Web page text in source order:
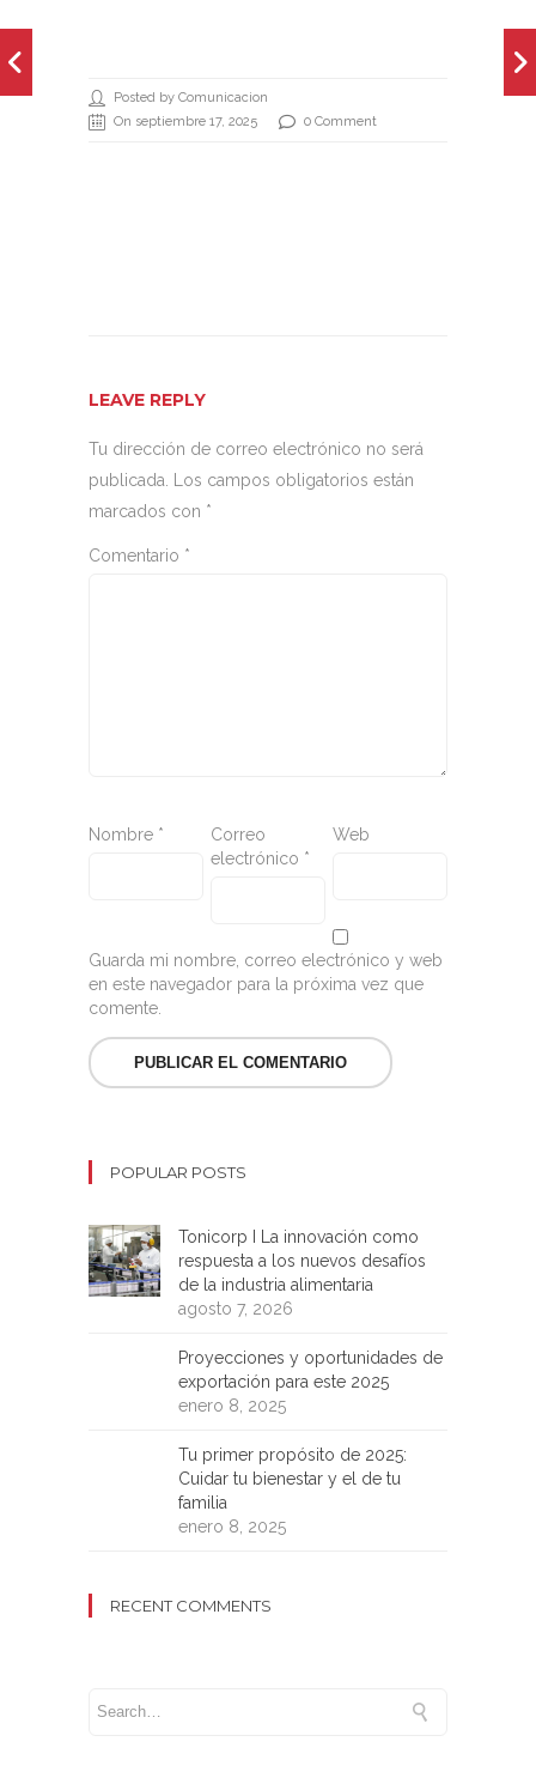
Posted by Comunicacion
On septiembre 17, 2025
0 Comment
LEAVE REPLY
Tu dirección de correo electrónico no será
publicada.
Los campos obligatorios están
marcados con *
Comentario *
Nombre *
Correo
electrónico *
Web
Guarda mi nombre, correo electrónico y web
en este navegador para la próxima vez que
comente.
POPULAR POSTS
Tonicorp I La innovación como
respuesta a los nuevos desafíos
de la industria alimentaria
agosto 7, 2026
Proyecciones y oportunidades de
exportación para este 2025
enero 8, 2025
Tu primer propósito de 2025:
Cuidar tu bienestar y el de tu
familia
enero 8, 2025
RECENT COMMENTS